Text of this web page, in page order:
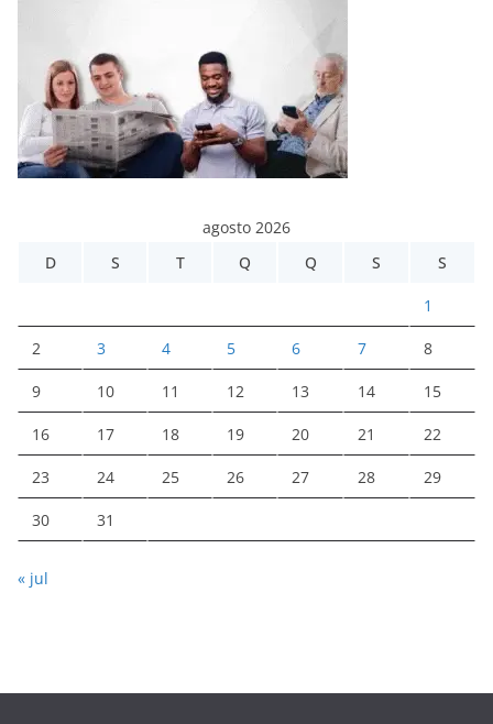
agosto 2026
D
S T Q Q S S
1
2 3 4 5 6 7 8
9 10 11 12 13 14 15
16 17 18 19 20 21 22
23 24 25 26 27 28 29
30 31
« jul